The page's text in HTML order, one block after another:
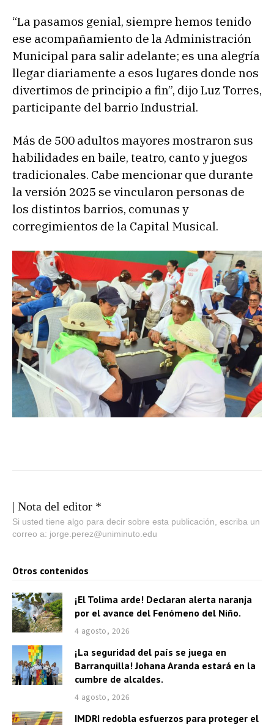
“La pasamos genial, siempre hemos tenido
ese acompañamiento de la Administración
Municipal para salir adelante; es una alegría
llegar diariamente a esos lugares donde nos
divertimos de principio a fin”, dijo Luz Torres,
participante del barrio Industrial.
Más de 500 adultos mayores mostraron sus
habilidades en baile, teatro, canto y juegos
tradicionales. Cabe mencionar que durante
la versión 2025 se vincularon personas de
los distintos barrios, comunas y
corregimientos de la Capital Musical.
| Nota del editor *
Si usted tiene algo para decir sobre esta publicación, escriba un
correo a: jorge.perez@uniminuto.edu
Otros contenidos
¡El Tolima arde! Declaran alerta naranja
por el avance del Fenómeno del Niño.
4 agosto, 2026
¡La seguridad del país se juega en
Barranquilla! Johana Aranda estará en la
cumbre de alcaldes.
4 agosto, 2026
IMDRI redobla esfuerzos para proteger el